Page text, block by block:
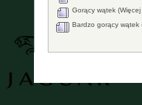
Gorący wątek
Bardzo gorący wątek